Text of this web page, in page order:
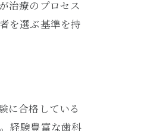
治療のプロセス
を選ぶ基準を持
に合格している
経験豊富な歯科